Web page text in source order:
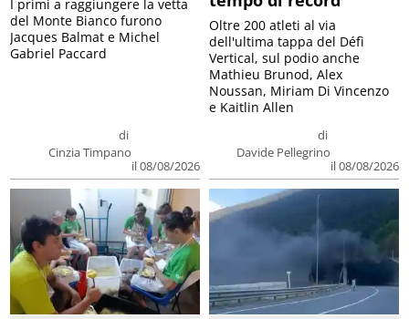
di
Cinzia Timpano
il 08/08/2026
I primi a raggiungere la vetta
del Monte Bianco furono
Jacques Balmat e Michel
Gabriel Paccard
di
Davide Pellegrino
il 08/08/2026
Oltre 200 atleti al via
dell'ultima tappa del Défì
Vertical, sul podio anche
Mathieu Brunod, Alex
Noussan, Miriam Di Vincenzo
e Kaitlin Allen